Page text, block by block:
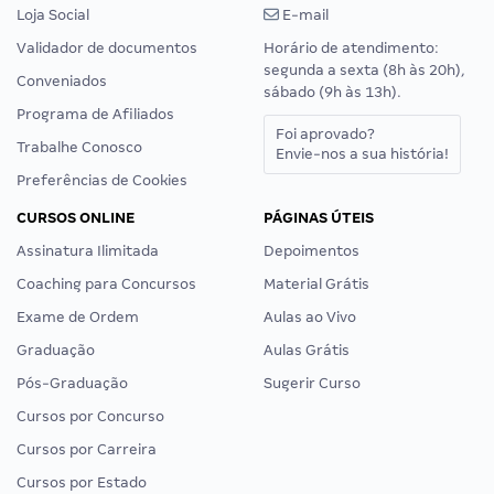
Loja Social
Validador de documentos
Conveniados
Programa de Afiliados
Trabalhe Conosco
Preferências de Cookies
E-mail
Horário de atendimento:
segunda a sexta (8h às 20h),
sábado (9h às 13h).
Foi aprovado?
Envie-nos a sua história!
CURSOS ONLINE
Assinatura Ilimitada
Coaching para Concursos
Exame de Ordem
Graduação
Pós-Graduação
Cursos por Concurso
Cursos por Carreira
Cursos por Estado
PÁGINAS ÚTEIS
Depoimentos
Material Grátis
Aulas ao Vivo
Aulas Grátis
Sugerir Curso